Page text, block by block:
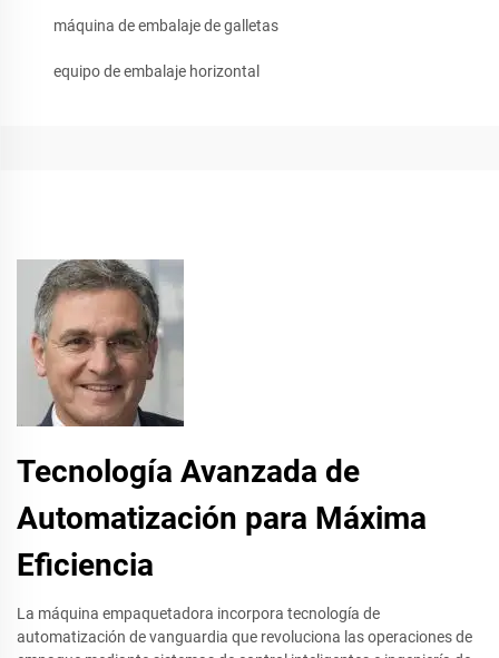
máquina de embalaje de galletas
equipo de embalaje horizontal
Tecnología Avanzada de
Automatización para Máxima
Eficiencia
La máquina empaquetadora incorpora tecnología de
automatización de vanguardia que revoluciona las operaciones de